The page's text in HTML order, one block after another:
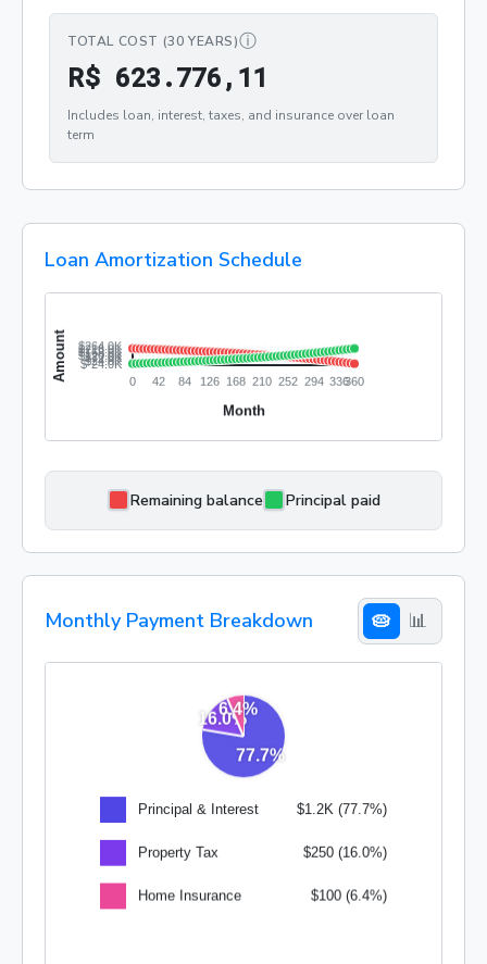
TOTAL COST (30 YEARS)ⓘ
R$ 623.776, 11
Includes loan, interest, taxes, and insurance over loan
term
Loan Amortization Schedule
Remaining balance Principal paid
Monthly Payment Breakdown 🥧 📊